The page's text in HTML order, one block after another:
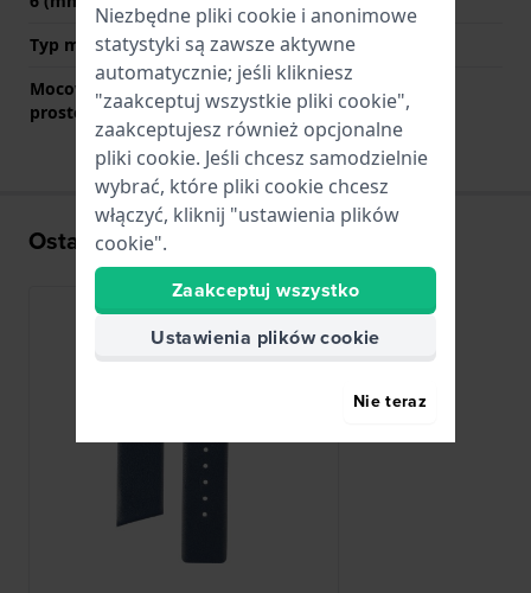
Typ mocowania
Kołki sprężyste
Mocowanie za pomocą
prostego bolca
Ostatnio oglądane
Niezbędne pliki cookie i anonimowe
statystyki są zawsze aktywne
automatycznie; jeśli klikniesz
"zaakceptuj wszystkie pliki cookie",
zaakceptujesz również opcjonalne
pliki cookie. Jeśli chcesz samodzielnie
wybrać, które pliki cookie chcesz
włączyć, kliknij "ustawienia plików
cookie".
Zaakceptuj wszystko
Ustawienia plików cookie
Nie teraz